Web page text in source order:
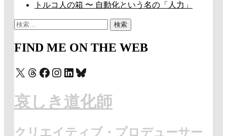
トルコ人の箱 〜 自動化という名の「人力」
検
FIND ME ON THE WEB
X Threads
Facebook
Instagram
LinkedIn
Bluesky
哀しき道化師
クリエイティブ・プロデューサー